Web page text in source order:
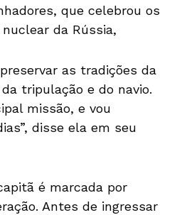
que celebrou os
da Rússia,
as tradições da
tripulação e do navio.
missão, e vou
disse ela em seu
é marcada por
Antes de ingressar